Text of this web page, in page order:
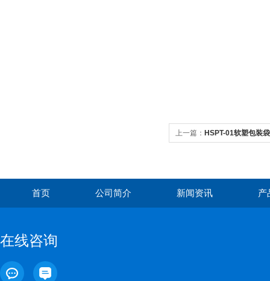
上一篇： HSPT-01软塑包装
首页 公司简介 新闻资讯 产
在线咨询